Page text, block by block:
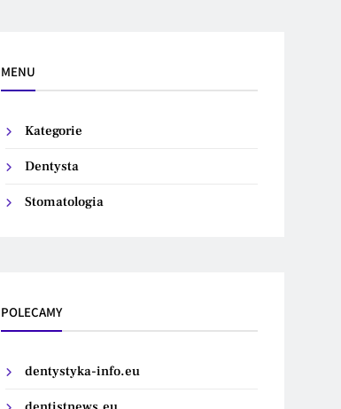
MENU
Kategorie
Dentysta
Stomatologia
POLECAMY
dentystyka-info.eu